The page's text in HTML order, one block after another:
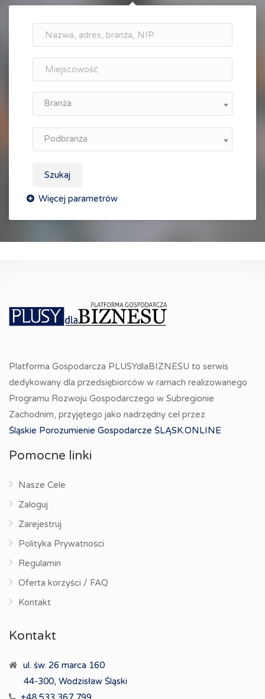
Branża
Podbranża
Szukaj
Platforma Gospodarcza PLUSYdlaBIZNESU to serwis
dedykowany dla przedsiębiorców w ramach realizowanego
Programu Rozwoju Gospodarczego w Subregionie
Zachodnim, przyjętego jako nadrzędny cel przez
Śląskie Porozumienie Gospodarcze ŚLĄSK.ONLINE
Pomocne linki
Nasze Cele
Zaloguj
Zarejestruj
Polityka Prywatności
Regulamin
Oferta korzyści / FAQ
Kontakt
Kontakt
ul. św. 26 marca 160
44-300, Wodzisław Śląski